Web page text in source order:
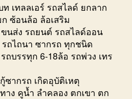
เทลลเอร์ รถสไลด์ ยกลาก
ซ้อนล้อ ล้อเสริม
นส่ง รถยนต์ รถสไลด์ออน
ถไถนา ซากรถ ทุกชนิด
ถบรรทุก 6-18ล้อ รถพ่วง เทร
ซากรถ เกิดอุบัติเหตุ
าง คูน้ำ ลำคลอง ตกเขา ตก